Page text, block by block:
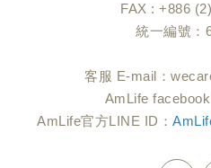
FAX : +886
統一編號：
客服 E-mail：
AmLife
AmLife官方LINE ID：